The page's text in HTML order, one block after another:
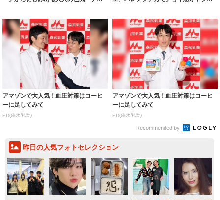
アマゾンで大人気！血圧対策はコーヒ
ーに足してみて
PR(森永乳業)
アマゾンで大人気！血圧対策はコーヒ
ーに足してみて
PR(森永乳業)
Recommended by
昨日の人気フォトセレクション